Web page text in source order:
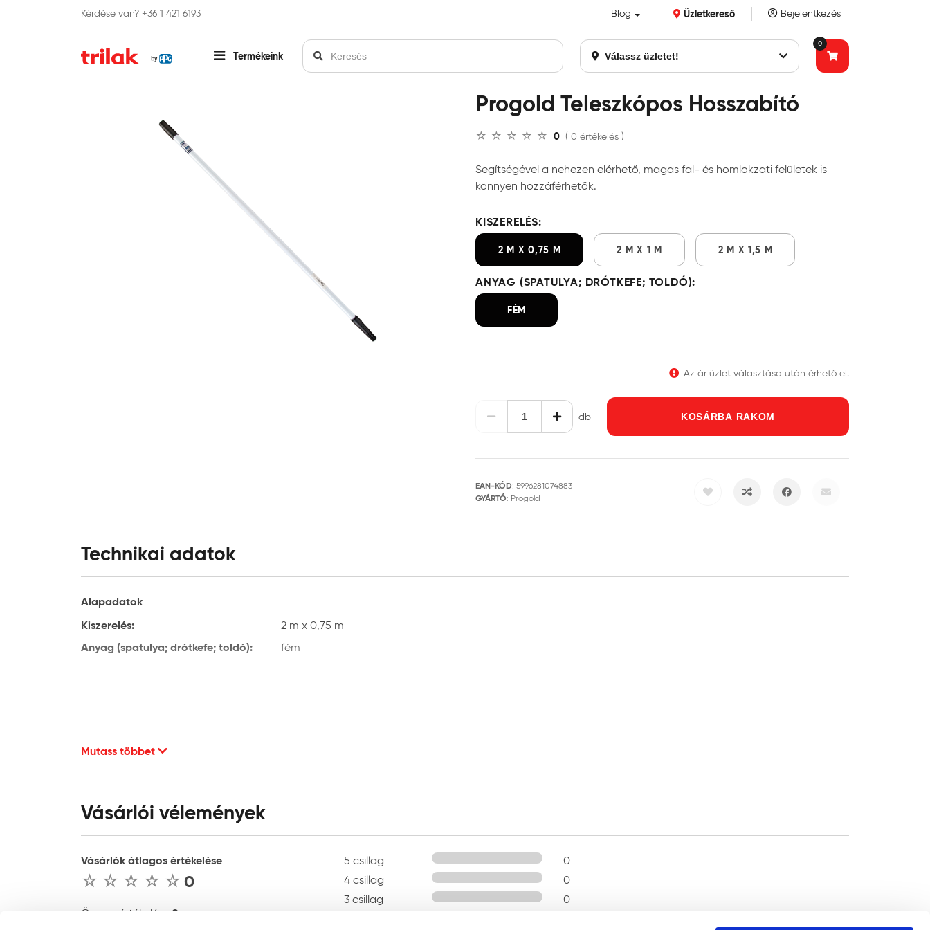
Kérdése van? +36 1 421 6193 Blog Üzletkereső Bejelentkezés
Termékeink Válassz üzletet!
0
Fontos tájékoztatás! Webshopunk hamarosan bezárásra kerül. Kérjük, új rendelést már ne adjon le. Köszönjük eddigi bizalmát!
Progold Teleszkópos Hosszabító
0 ( 0 értékelés )
Segítségével a nehezen elérhető, magas fal- és homlokzati felületek is
könnyen hozzáférhetők.
KISZERELÉS:
2 M X 0,75 M 2 M X 1 M 2 M X 1,5 M
ANYAG (SPATULYA; DRÓTKEFE; TOLDÓ):
FÉM
Az ár üzlet választása után érhető el.
db KOSÁRBA RAKOM
EAN-KÓD: 5996281074883
GYÁRTÓ: Progold
Technikai adatok
Alapadatok
Kiszerelés:
2 m x 0,75 m
Anyag (spatulya; drótkefe; toldó): fém
Mutass többet
Vásárlói vélemények
Vásárlók átlagos értékelése
0
Összes értékelés : 0
5 csillag
0
4 csillag
0
3 csillag
0